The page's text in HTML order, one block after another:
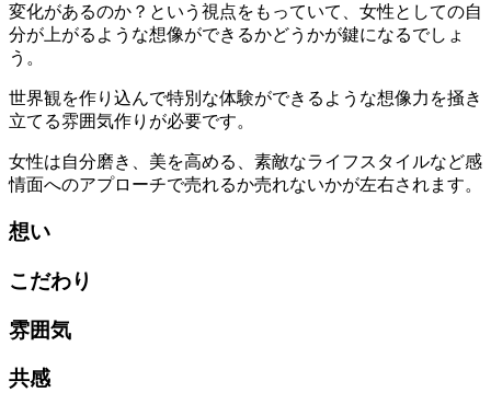
変化があるのか？という視点をもっていて、女性としての自
分が上がるような想像ができるかどうかが鍵になるでしょ
う。
世界観を作り込んで特別な体験ができるような想像力を掻き
立てる雰囲気作りが必要です。
女性は自分磨き、美を高める、素敵なライフスタイルなど感
情面へのアプローチで売れるか売れないかが左右されます。
想い
こだわり
雰囲気
共感